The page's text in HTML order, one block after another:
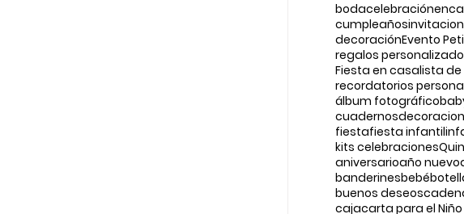
boda
cumpleaños
decoraciónEvento
regalos
Fiesta en casalista
recordatorios
álbum fotográfico
cuadernosdecoracion
fiestafiesta infantil
kits celebraciones
aniversarioaño nuevo
banderinesbebé
buenos deseos
cajacarta para el Niño